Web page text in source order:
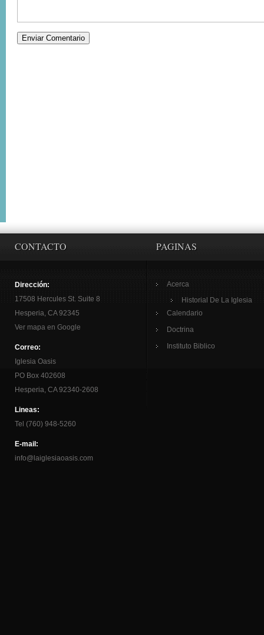
CONTACTO
Dirección:
17508 Hercules St. Suite 8
Hesperia, CA 92345
Ver mapa en Google
Correo:
Iglesia Oasis
PO Box 402608
Hesperia, CA 92340-2608
Lineas:
Tel (760) 948-5260
E-mail:
info@laiglesiaoasis.com
PAGINAS
Acerca
Historial De La Iglesia
Calendario
Doctrina
Instituto Biblico